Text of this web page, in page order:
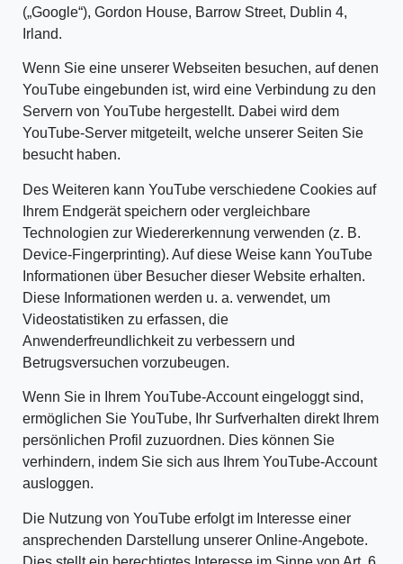
(„Google“), Gordon House, Barrow Street, Dublin 4,
Irland.
Wenn Sie eine unserer Webseiten besuchen, auf denen
YouTube eingebunden ist, wird eine Verbindung zu den
Servern von YouTube hergestellt. Dabei wird dem
YouTube-Server mitgeteilt, welche unserer Seiten Sie
besucht haben.
Des Weiteren kann YouTube verschiedene Cookies auf
Ihrem Endgerät speichern oder vergleichbare
Technologien zur Wiedererkennung verwenden (z. B.
Device-Fingerprinting). Auf diese Weise kann YouTube
Informationen über Besucher dieser Website erhalten.
Diese Informationen werden u. a. verwendet, um
Videostatistiken zu erfassen, die
Anwenderfreundlichkeit zu verbessern und
Betrugsversuchen vorzubeugen.
Wenn Sie in Ihrem YouTube-Account eingeloggt sind,
ermöglichen Sie YouTube, Ihr Surfverhalten direkt Ihrem
persönlichen Profil zuzuordnen. Dies können Sie
verhindern, indem Sie sich aus Ihrem YouTube-Account
ausloggen.
Die Nutzung von YouTube erfolgt im Interesse einer
ansprechenden Darstellung unserer Online-Angebote.